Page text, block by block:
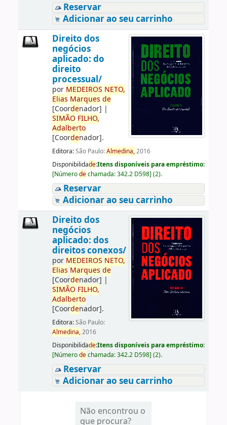
Reservar
Adicionar ao seu carrinho
Direito dos
negócios
aplicado: do
direito
processual/
por MEDEIROS NETO,
Elias Marques de
[Coordenador] |
SIMÃO FILHO,
Adalberto
[Coordenador].
Editora:São Paulo:Almedina,2016
Disponibilidade:Itens disponíveis para empréstimo:
[Númerodechamada:342.2 D598] (2).
Reservar
Adicionar ao seu carrinho
Direito dos
negócios
aplicado: dos
direitos conexos/
por MEDEIROS NETO,
Elias Marques de
[Coordenador] |
SIMÃO FILHO,
Adalberto
[Coordenador].
Editora:São Paulo:
Almedina,2016
Disponibilidade:Itens disponíveis para empréstimo:
[Númerodechamada:342.2 D598] (2).
Reservar
Adicionar ao seu carrinho
Não encontrou o
que procura?